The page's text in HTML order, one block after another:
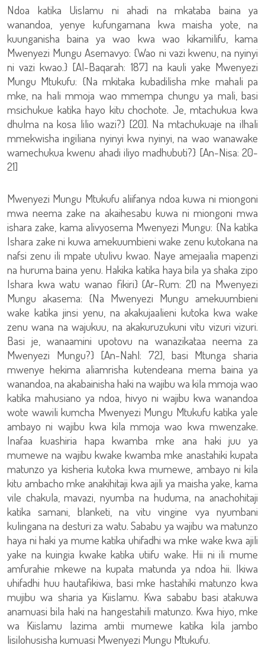
Ndoa katika Uislamu ni ahadi na mkataba baina ya
wanandoa, yenye kufungamana kwa maisha yote, na
kuunganisha baina ya wao kwa wao kikamilifu, kama
Mwenyezi Mungu Asemavyo: {Wao ni vazi kwenu, na nyinyi
ni vazi kwao.} [Al-Baqarah: 187] na kauli yake Mwenyezi
Mungu Mtukufu: {Na mkitaka kubadilisha mke mahali pa
mke, na hali mmoja wao mmempa chungu ya mali, basi
msichukue katika hayo kitu chochote. Je, mtachukua kwa
dhulma na kosa lilio wazi?} [20]. Na mtachukuaje na ilhali
mmekwisha ingiliana nyinyi kwa nyinyi, na wao wanawake
wamechukua kwenu ahadi iliyo madhubuti?} [An-Nisa: 20-
21]
Mwenyezi Mungu Mtukufu aliifanya ndoa kuwa ni miongoni
mwa neema zake na akaihesabu kuwa ni miongoni mwa
ishara zake, kama alivyosema Mwenyezi Mungu: {Na katika
Ishara zake ni kuwa amekuumbieni wake zenu kutokana na
nafsi zenu ili mpate utulivu kwao. Naye amejaalia mapenzi
na huruma baina yenu. Hakika katika haya bila ya shaka zipo
Ishara kwa watu wanao fikiri} (Ar-Rum: 21) na Mwenyezi
Mungu akasema: {Na Mwenyezi Mungu amekuumbieni
wake katika jinsi yenu, na akakujaalieni kutoka kwa wake
zenu wana na wajukuu, na akakuruzukuni vitu vizuri vizuri.
Basi je, wanaamini upotovu na wanazikataa neema za
Mwenyezi Mungu?} [An-Nahl: 72], basi Mtunga sharia
mwenye hekima aliamrisha kutendeana mema baina ya
wanandoa, na akabainisha haki na wajibu wa kila mmoja wao
katika mahusiano ya ndoa, hivyo ni wajibu kwa wanandoa
wote wawili kumcha Mwenyezi Mungu Mtukufu katika yale
ambayo ni wajibu kwa kila mmoja wao kwa mwenzake.
Inafaa kuashiria hapa kwamba mke ana haki juu ya
mumewe na wajibu kwake kwamba mke anastahiki kupata
matunzo ya kisheria kutoka kwa mumewe, ambayo ni kila
kitu ambacho mke anakihitaji kwa ajili ya maisha yake, kama
vile chakula, mavazi, nyumba na huduma, na anachohitaji
katika samani, blanketi, na vitu vingine vya nyumbani
kulingana na desturi za watu. Sababu ya wajibu wa matunzo
haya ni haki ya mume katika uhifadhi wa mke wake kwa ajili
yake na kuingia kwake katika utiifu wake. Hii ni ili mume
amfurahie mkewe na kupata matunda ya ndoa hii. Ikiwa
uhifadhi huu hautafikiwa, basi mke hastahiki matunzo kwa
mujibu wa sharia ya Kiislamu. Kwa sababu basi atakuwa
anamuasi bila haki na hangestahili matunzo. Kwa hiyo, mke
wa Kiislamu lazima amtii mumewe katika kila jambo
lisilohusisha kumuasi Mwenyezi Mungu Mtukufu.